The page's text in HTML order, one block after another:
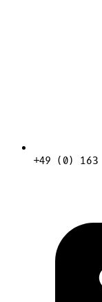
+49 (0) 163